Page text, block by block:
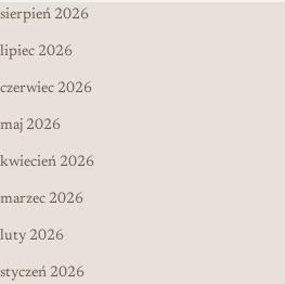
sierpień 2026
lipiec 2026
czerwiec 2026
maj 2026
kwiecień 2026
marzec 2026
luty 2026
styczeń 2026